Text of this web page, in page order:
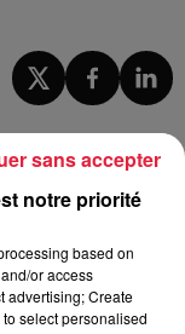
sort des
notre priorité
based on
or access
advertising; Create
select personalised
sans accepter